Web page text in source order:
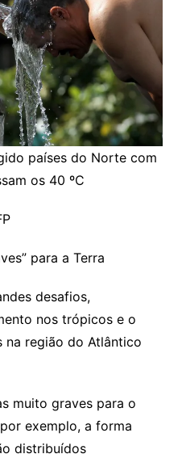
países do Norte com
os 40 ºC
para a Terra
desafios,
nos trópicos e o
na região do Atlântico
muito graves para o
exemplo, a forma
distribuídos